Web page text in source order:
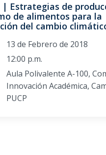
| Estrategias de
de alimentos para la
del cambio
13 de Febrero de 2018
12:00 p.m.
Aula Polivalente A-100,
Innovación Académica,
PUCP